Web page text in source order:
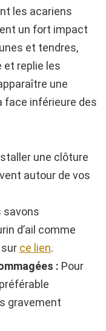
les acariens
un fort impact
et tendres,
et replie les
une
face inférieure des
une clôture
autour de vos
savons
d’ail comme
ce lien.
: Pour
gravement